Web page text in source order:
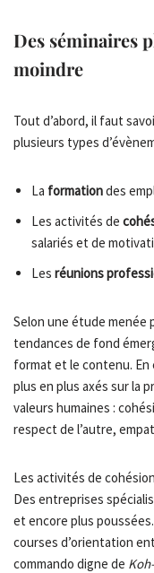
Des séminaires
moindre
Tout d’abord, il faut
plusieurs types
La formationdes
Les activités de
salariés et de
Les réunions
Selon une étude menée
tendances de fond
format et le contenu. En
plus en plus axés sur la
valeurs humaines :
respect de l’autre,
Les activités de
Des entreprises
et encore plus
courses d’orientation
commando digne de